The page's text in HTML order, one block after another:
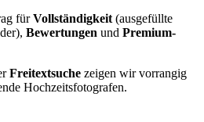
fürVollständigkeit(ausgefüllte
Bewertungen und Premium-
Freitextsuche zeigen wir vorrangig
Hochzeitsfotografen.